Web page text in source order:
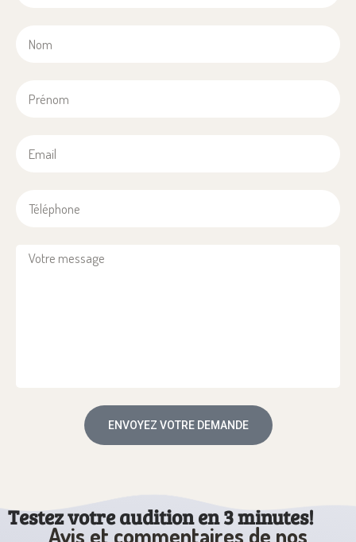
Bienvenue sur notre test auditif
Testez votre audition en 3 minutes!
ENVOYEZ VOTRE DEMANDE
Avis et commentaires de nos